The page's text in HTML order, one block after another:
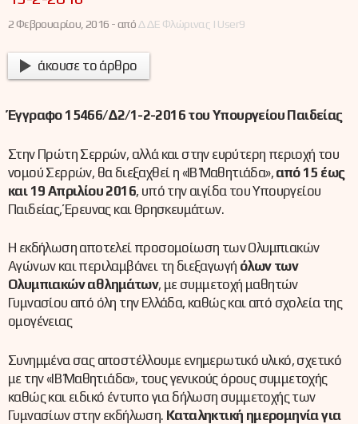
2 Φεβρουαρίου, 2016 -απόΔΔΕ Φλώρινας | User9
άκουσε το άρθρο
Έγγραφο 15466/Δ2/1-2-2016 του Υπουργείου Παιδείας
Στην Πρώτη Σερρών, αλλά και στην ευρύτερη περιοχή του
νομού Σερρών, θα διεξαχθεί η «ΙΒ΄ Μαθητιάδα», από 15 έως
και 19 Απριλίου 2016, υπό την αιγίδα του Υπουργείου
Παιδείας, Έρευνας και Θρησκευμάτων.
Η εκδήλωση αποτελεί προσομοίωση των Ολυμπιακών
Αγώνων και περιλαμβάνει τη διεξαγωγή όλων των
Ολυμπιακών αθλημάτων, με συμμετοχή μαθητών
Γυμνασίου από όλη την Ελλάδα, καθώς και από σχολεία της
ομογένειας
Συνημμένα σας αποστέλλουμε ενημερωτικό υλικό, σχετικό
με την «ΙΒ΄ Μαθητιάδα», τους γενικούς όρους συμμετοχής
καθώς και ειδικό έντυπο για δήλωση συμμετοχής των
Γυμνασίων στην εκδήλωση. Καταληκτική ημερομηνία για